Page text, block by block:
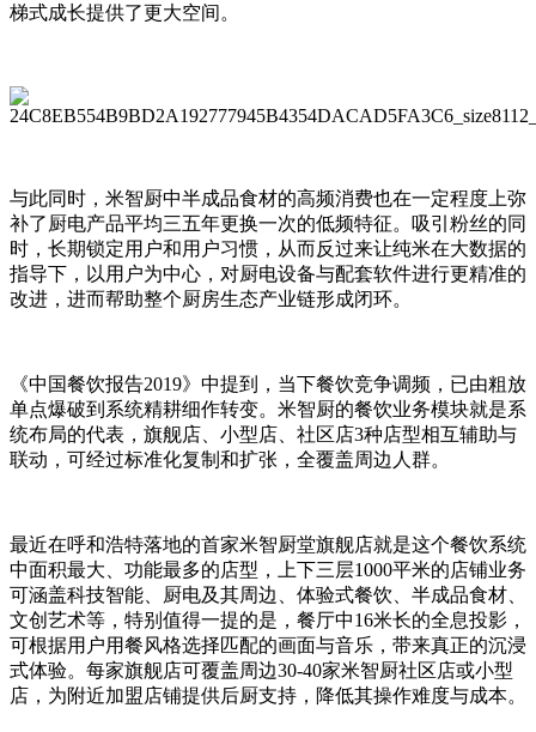
梯式成长提供了更大空间。
与此同时，米智厨中半成品食材的高频消费也在一定程度上弥
补了厨电产品平均三五年更换一次的低频特征。吸引粉丝的同
时，长期锁定用户和用户习惯，从而反过来让纯米在大数据的
指导下，以用户为中心，对厨电设备与配套软件进行更精准的
改进，进而帮助整个厨房生态产业链形成闭环。
《中国餐饮报告2019》中提到，当下餐饮竞争调频，已由粗放
单点爆破到系统精耕细作转变。米智厨的餐饮业务模块就是系
统布局的代表，旗舰店、小型店、社区店3种店型相互辅助与
联动，可经过标准化复制和扩张，全覆盖周边人群。
最近在呼和浩特落地的首家米智厨堂旗舰店就是这个餐饮系统
中面积最大、功能最多的店型，上下三层1000平米的店铺业务
可涵盖科技智能、厨电及其周边、体验式餐饮、半成品食材、
文创艺术等，特别值得一提的是，餐厅中16米长的全息投影，
可根据用户用餐风格选择匹配的画面与音乐，带来真正的沉浸
式体验。每家旗舰店可覆盖周边30-40家米智厨社区店或小型
店，为附近加盟店铺提供后厨支持，降低其操作难度与成本。